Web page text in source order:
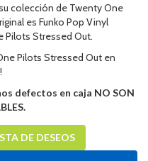
colección de Twenty One
es Funko Pop Vinyl
Pilots Stressed Out.
Pilots Stressed Out en
defectos en caja NO SON
DE DESEOS